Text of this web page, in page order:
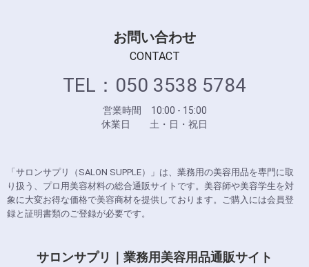
お問い合わせ
CONTACT
TEL：050 3538 5784
営業時間 10:00 - 15:00
休業日 土・日・祝日
「サロンサプリ（SALON SUPPLE）」は、業務用の美容用品を専門に取
り扱う、プロ用美容材料の総合通販サイトです。美容師や美容学生を対
象に大変お得な価格で美容商材を提供しております。ご購入には会員登
録と証明書類のご登録が必要です。
サロンサプリ｜業務用美容用品通販サイト